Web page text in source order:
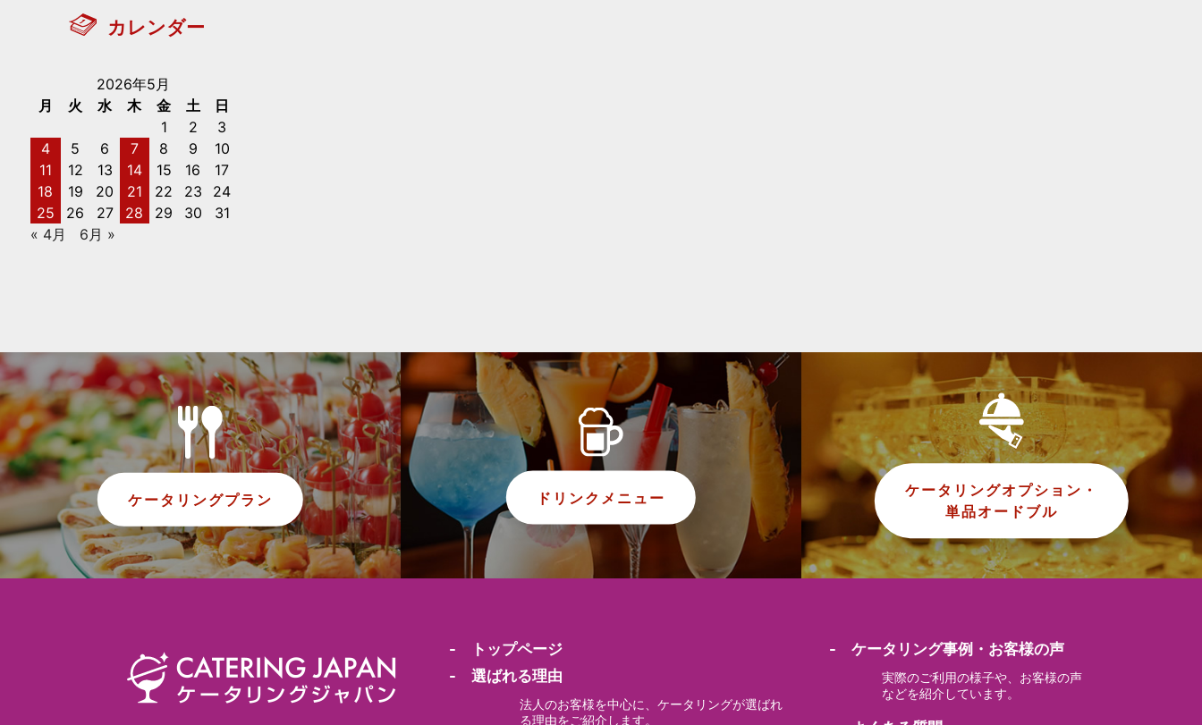
カレンダー
2026年5月
月
火 水 木 金 土
日
1
2
3
4
5 6 7 8 9
10
11
12 13 14 15 16
17
18
19 20 21 22 23
24
25
26 27 28 29 30
31
« 4月
6月 »
ケータリングプラン ドリンクメニュー
ケータリングオプション・
単品オードブル
- トップページ
- 選ばれる理由
法人のお客様を中心に、ケータリングが選ばれ
る理由をご紹介します。
- ケータリング事例・お客様の声
実際のご利用の様子や、お客様の声
などを紹介しています。